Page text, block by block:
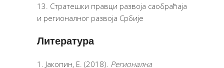
Стратешки правци развоја саобраћаја
и регионалног развоја Србије
Литература
Јакопин, Е. (2018). Регионална